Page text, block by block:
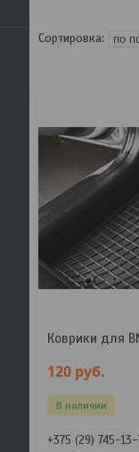
Коврики для
120 руб.
В наличии
+375 (29) 745-13-